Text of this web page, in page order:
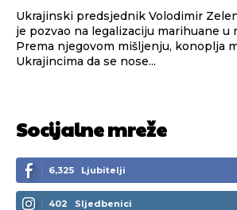
Ukrajinski predsjednik Volodimir
je pozvao na legalizaciju marihuane u
Prema njegovom mišljenju, konoplja
Ukrajincima da se nose...
Socijalne mreže
6,325 Ljubitelji
402 Sljedbenici